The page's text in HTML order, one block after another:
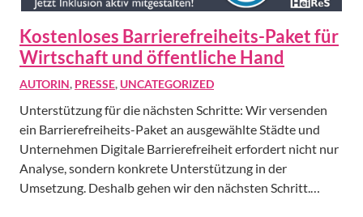
Kostenloses Barrierefreiheits-Paket für
Wirtschaft und öffentliche Hand
AUTORIN, PRESSE, UNCATEGORIZED
Unterstützung für die nächsten Schritte: Wir versenden
ein Barrierefreiheits-Paket an ausgewählte Städte und
Unternehmen Digitale Barrierefreiheit erfordert nicht nur
Analyse, sondern konkrete Unterstützung in der
Umsetzung. Deshalb gehen wir den nächsten Schritt.…